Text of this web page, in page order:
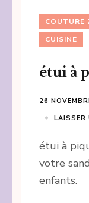
COUTURE
CUISINE
étui à
26
LAISSER
étui à
votre
enfants.